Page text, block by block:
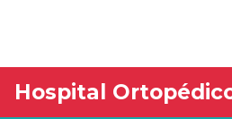
Hospital